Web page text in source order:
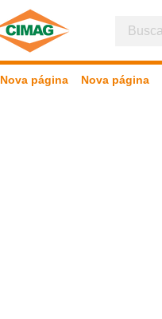
Nova página Nova página